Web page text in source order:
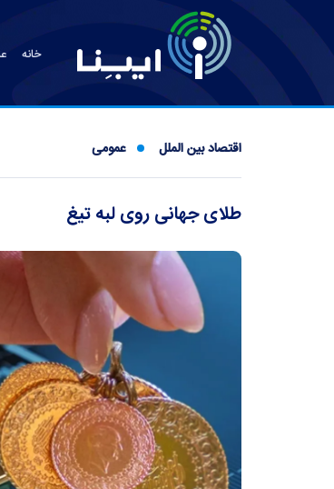
خانه
اقتصاد بین الملل عمومی
طلای جهانی روی لبه تیغ